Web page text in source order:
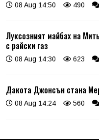
08 Aug 14:50 490
Луксозният майбах на
с райски газ
08 Aug 14:30 623
Дакота Джонсън стана
08 Aug 14:24 560